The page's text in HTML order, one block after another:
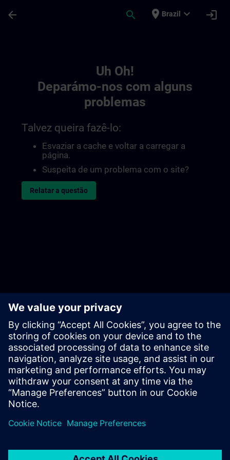
arrow_back search place Brazil expand_more login
Uh Oh!
Deparámo-nos com alguns
problemas
Talvez queira fazê-lo:
Esvaziar a cache e voltar a carregar a
página.
Suspeita de um problema com o site?
Relatar a questão